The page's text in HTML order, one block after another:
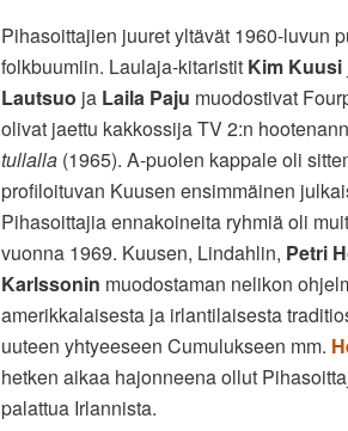
Pihasoittajien juuret yltävät 1960-luvun
folkbuumiin. Laulaja-kitaristit Kim Kuusi
Lautsuo ja Laila Paju muodostivat
olivat jaettu kakkossija TV 2:n
tullalla (1965). A-puolen kappale oli
profiloituvan Kuusen ensimmäinen
Pihasoittajia ennakoineita ryhmiä oli
vuonna 1969. Kuusen, Lindahlin, Petri
Karlssonin muodostaman nelikon
amerikkalaisesta ja irlantilaisesta
uuteen yhtyeeseen Cumulukseen mm.
hetken aikaa hajonneena ollut
palattua Irlannista.